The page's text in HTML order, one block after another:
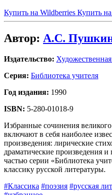
Купить на Wildberries Купить
Автор: А.С.
Издательство:
Серия: Библиотека учителя
Год издания: 1990
ISBN: 5-280-01018-9
Избранные сочинения
включают в себя наиболее
произведения: лирические
драматические произведения и
частью серии «Библиотека
классику русской литературы.
#Классика #поэзия #русская